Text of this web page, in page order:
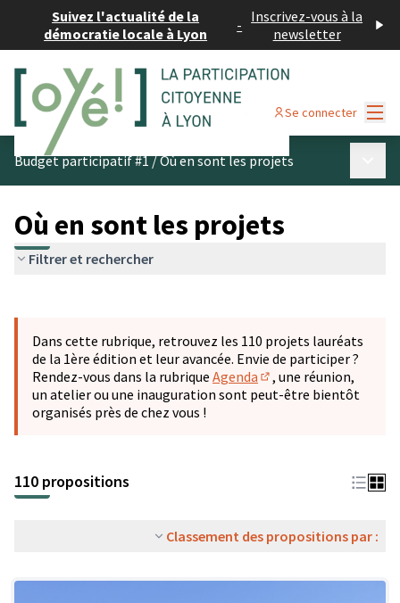
Suivez l'actualité de la
démocratie locale à Lyon
- Inscrivez-vous à la
newsletter
Se connecter
Budget participatif #1/Où en sont les projets
Où en sont les projets
Filtrer et rechercher
−
Dans cette rubrique, retrouvez les 110 projets lauréats
de la 1ère édition et leur avancée. Envie de participer ?
Rendez-vous dans la rubrique Agenda
(S'ouvre dans un
, une réunion,
un atelier ou une inauguration sont peut-être bientôt
organisés près de chez vous !
110 propositions
Classement des propositions par :